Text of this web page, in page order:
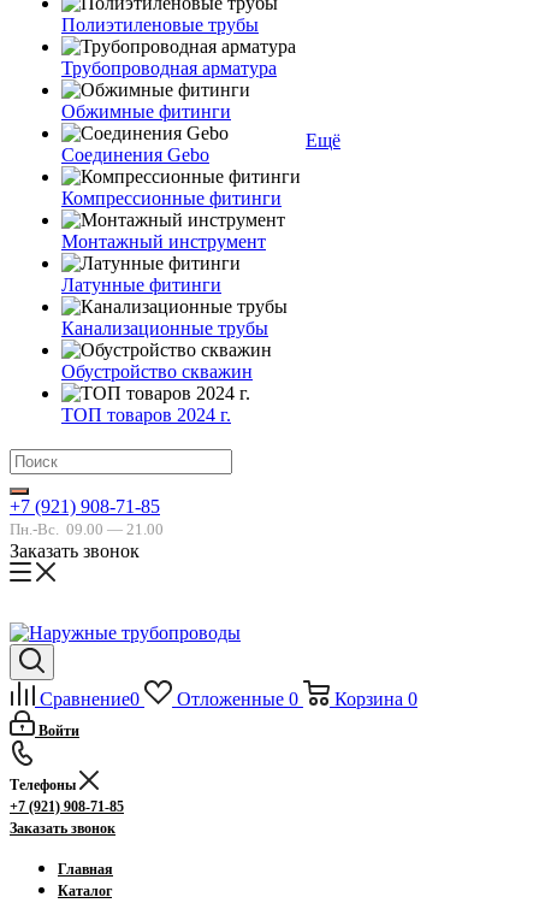
Полиэтиленовые трубы
Трубопроводная арматура
Обжимные фитинги
Соединения Gebo
Компрессионные фитинги
Монтажный инструмент
Латунные фитинги
Канализационные трубы
Обустройство скважин
ТОП товаров 2024 г.
Ещё
+7 (921) 908-71-85
Пн.-Вс. 09.00 — 21.00
Заказать звонок
Сравнение0 Отложенные 0 Корзина 0
Войти
Телефоны
+7 (921) 908-71-85
Заказать звонок
Главная
Каталог